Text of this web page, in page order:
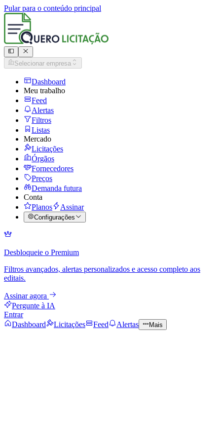
Pular para o conteúdo principal
Selecionar empresa
Dashboard
Meu trabalho
Feed
Alertas
Filtros
Listas
Mercado
Licitações
Órgãos
Fornecedores
Preços
Demanda futura
Conta
Planos
Assinar
Configurações
Desbloqueie o Premium
Filtros avançados, alertas personalizados e acesso completo aos
editais.
Assinar agora
Pergunte à IA
Entrar
Dashboard
Licitações Feed Alertas Mais